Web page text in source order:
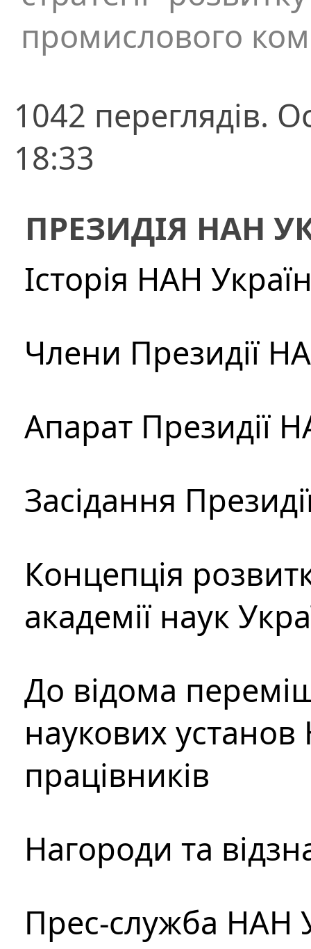
промислового
1042 переглядів.
18:33
ПРЕЗИДІЯ НАН
Історія НАН
Члени Президії
Апарат Президії
Засідання
Концепція
академії наук
До відома
наукових установ
працівників
Нагороди та
Прес-служба НАН